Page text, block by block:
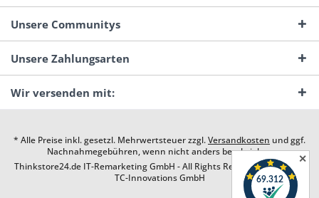
Unsere Communitys
Unsere Zahlungsarten
Wir versenden mit:
* Alle Preise inkl. gesetzl. Mehrwertsteuer zzgl.Versandkosten und ggf.
Nachnahmegebühren, wenn nicht anders beschrieben
Thinkstore24.de IT-Remarketing GmbH - All Rights Reserved. Design by
TC-Innovations GmbH
✕